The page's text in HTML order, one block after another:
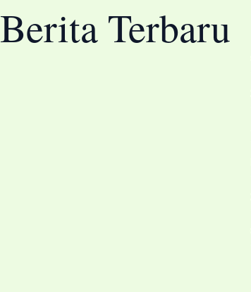
Berita Terbaru